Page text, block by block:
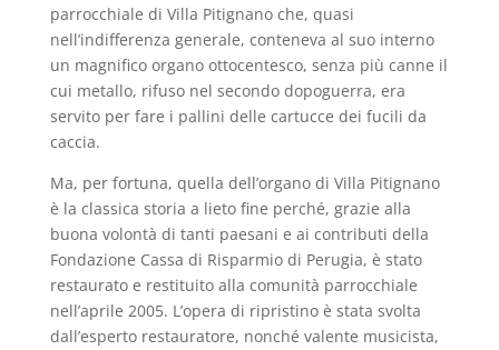
parrocchiale di Villa Pitignano che, quasi
nell’indifferenza generale, conteneva al suo interno
un magnifico organo ottocentesco, senza più canne il
cui metallo, rifuso nel secondo dopoguerra, era
servito per fare i pallini delle cartucce dei fucili da
caccia.
Ma, per fortuna, quella dell’organo di Villa Pitignano
è la classica storia a lieto fine perché, grazie alla
buona volontà di tanti paesani e ai contributi della
Fondazione Cassa di Risparmio di Perugia, è stato
restaurato e restituito alla comunità parrocchiale
nell’aprile 2005. L’opera di ripristino è stata svolta
dall’esperto restauratore, nonché valente musicista,